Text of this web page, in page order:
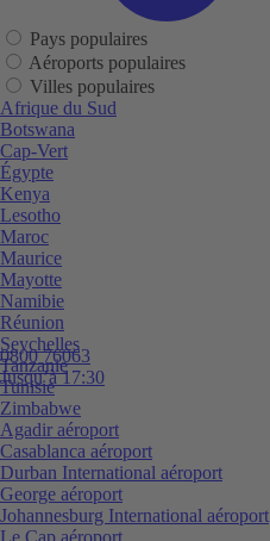
0800 76063
Jusqu’à 17:30
Pays populaires
Aéroports populaires
Villes populaires
Afrique du Sud
Botswana
Cap-Vert
Égypte
Kenya
Lesotho
Maroc
Maurice
Mayotte
Namibie
Réunion
Seychelles
Tanzanie
Tunisie
Zimbabwe
Agadir aéroport
Casablanca aéroport
Durban International aéroport
George aéroport
Johannesburg International aéroport
Le Cap aéroport